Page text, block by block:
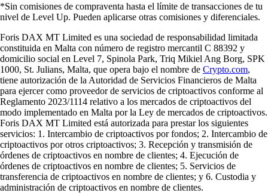
*Sin comisiones de compraventa hasta el límite de transacciones de tu
nivel de Level Up. Pueden aplicarse otras comisiones y diferenciales.
Foris DAX MT Limited es una sociedad de responsabilidad limitada
constituida en Malta con número de registro mercantil C 88392 y
domicilio social en Level 7, Spinola Park, Triq Mikiel Ang Borg, SPK
1000, St. Julians, Malta, que opera bajo el nombre de Crypto.com,
tiene autorización de la Autoridad de Servicios Financieros de Malta
para ejercer como proveedor de servicios de criptoactivos conforme al
Reglamento 2023/1114 relativo a los mercados de criptoactivos del
modo implementado en Malta por la Ley de mercados de criptoactivos.
Foris DAX MT Limited está autorizada para prestar los siguientes
servicios: 1. Intercambio de criptoactivos por fondos; 2. Intercambio de
criptoactivos por otros criptoactivos; 3. Recepción y transmisión de
órdenes de criptoactivos en nombre de clientes; 4. Ejecución de
órdenes de criptoactivos en nombre de clientes; 5. Servicios de
transferencia de criptoactivos en nombre de clientes; y 6. Custodia y
administración de criptoactivos en nombre de clientes.